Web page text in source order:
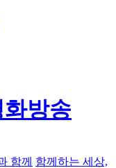
함께 함께하는 세상,